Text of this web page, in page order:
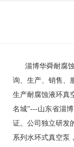
淄博华舜耐腐蚀
询、生产、销售、
生产耐腐蚀液环真
名城”---山东省淄
证。公司独立研发
系列水环式真空泵